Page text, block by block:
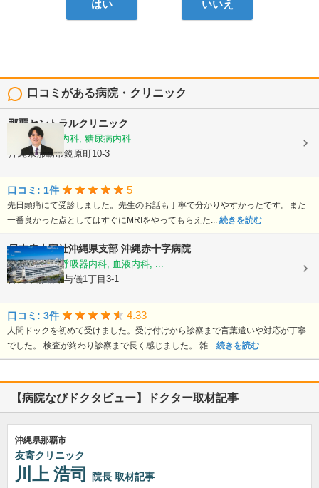
はい いいえ
口コミがある病院・クリニック
那覇セントラルクリニック
内科, 脳神経内科, 糖尿病内科
沖縄県那覇市鏡原町10-3
口コミ: 1件 5
先日頭痛にて受診しました。先生のお話も丁寧で分かりやすかったです。また
一番良かった点としてはすぐにMRIをやってもらえた... 続きを読む
日本赤十字社沖縄県支部 沖縄赤十字病院
循環器内科, 呼吸器内科, 血液内科, ...
沖縄県那覇市与儀1丁目3-1
口コミ: 3件 4.33
人間ドックを初めて受けました。受け付けから診察まで言葉遣いや対応が丁寧
でした。 検査が終わり診察まで長く感じました。 雑... 続きを読む
【病院なびドクタビュー】ドクター取材記事
沖縄県那覇市
友寄クリニック
川上 浩司 院長 取材記事